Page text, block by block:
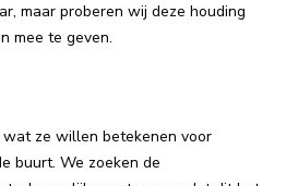
maar proberen wij deze houding
mee te geven.
wat ze willen betekenen voor
buurt. We zoeken de